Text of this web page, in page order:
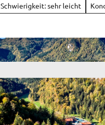
Schwierigkeit: sehr leicht